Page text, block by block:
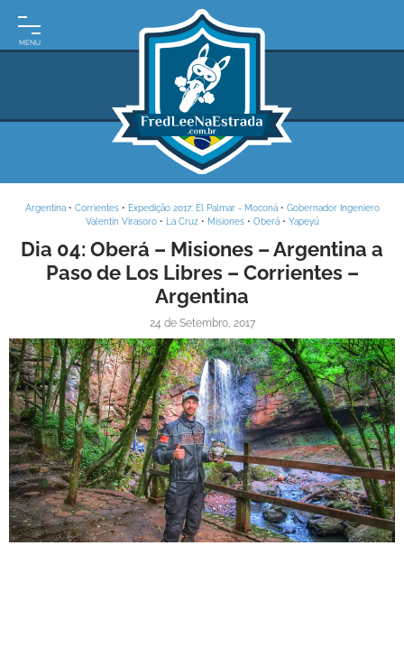
INÍCIO
URUGUAI
MAPAS
RODOVIÁRIOS
E-
BOOK
VÍDEOS
Argentina• Corrientes• Expedição 2017: El Palmar - Moconá• Gobernador Ingeniero
Valentin Virasoro• La Cruz• Misiones• Oberá• Yapeyú
Dia 04: Oberá – Misiones – Argentina a
Paso de Los Libres – Corrientes –
Argentina
24 de Setembro, 2017